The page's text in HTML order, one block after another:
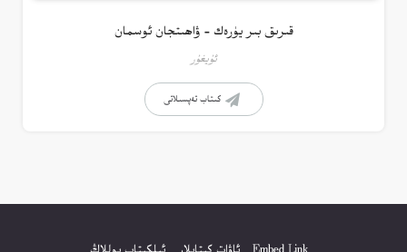
قىرىق بىر يۈرەك – ۋاھىتجان ئوسمان
ئۇيغۇر
كىتاب تەپسىلاتى